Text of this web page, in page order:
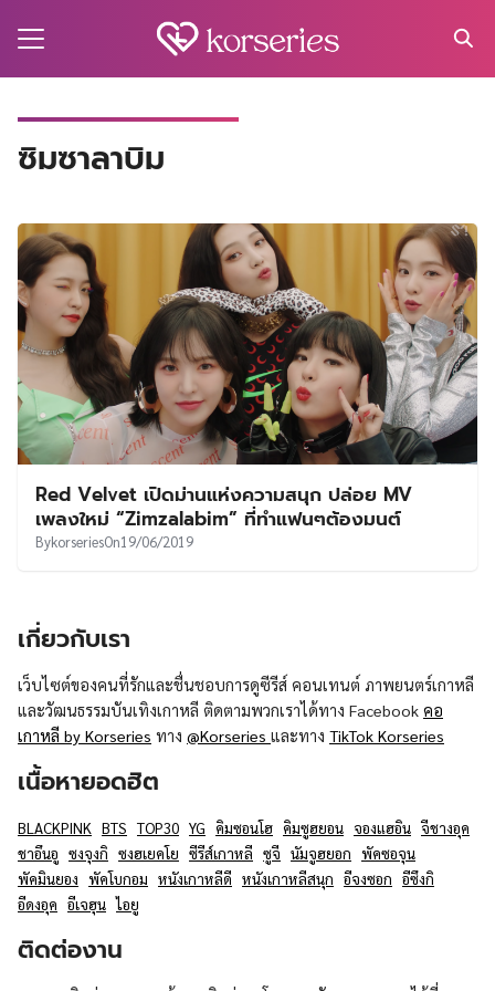
ซิมซาลาบิม
Red Velvet เปิดม่านแห่งความสนุก ปล่อย MV
เพลงใหม่ “Zimzalabim” ที่ทำแฟนๆต้องมนต์
BykorseriesOn19/06/2019
เกี่ยวกับเรา
เว็บไซต์ของคนที่รักและชื่นชอบการดูซีรีส์ คอนเทนต์ ภาพยนตร์เกาหลี
และวัฒนธรรมบันเทิงเกาหลี ติดตามพวกเราได้ทาง Facebook คอ
เกาหลี by Korseries ทาง @Korseries และทาง TikTok Korseries
เนื้อหายอดฮิต
BLACKPINK BTS TOP30 YG คิมซอนโฮ คิมซูฮยอน จองแฮอิน จีชางอุค
ชาอึนอู ซงจุงกิ ซงฮเยคโย ซีรีส์เกาหลี ซูจี นัมจูฮยอก พัคซอจุน
พัคมินยอง พัคโบกอม หนังเกาหลีดี หนังเกาหลีสนุก อีจงซอก อีซึงกิ
อีดงอุค อีเจฮุน ไอยู
ติดต่องาน